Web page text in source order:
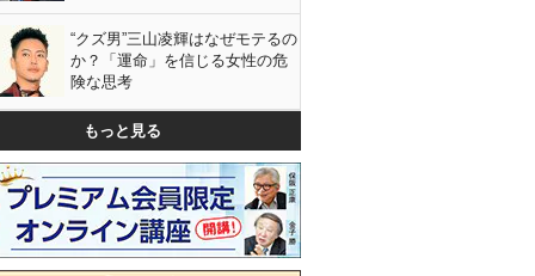
“クズ男”三山凌輝はなぜモテるの
か？「運命」を信じる女性の危
険な思考
もっと見る